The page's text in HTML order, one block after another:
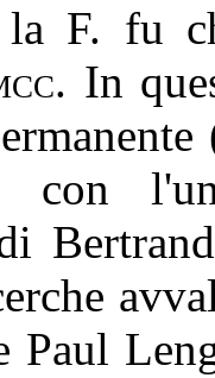
F. fu
. In
con
Paul